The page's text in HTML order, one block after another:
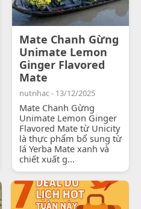
Mate Chanh Gừng
Unimate Lemon
Ginger Flavored
Mate
nutrihac - 13/12/2025
Mate Chanh Gừng
Unimate Lemon Ginger
Flavored Mate từ Unicity
là thực phẩm bổ sung từ
lá Yerba Mate xanh và
chiết xuất g...